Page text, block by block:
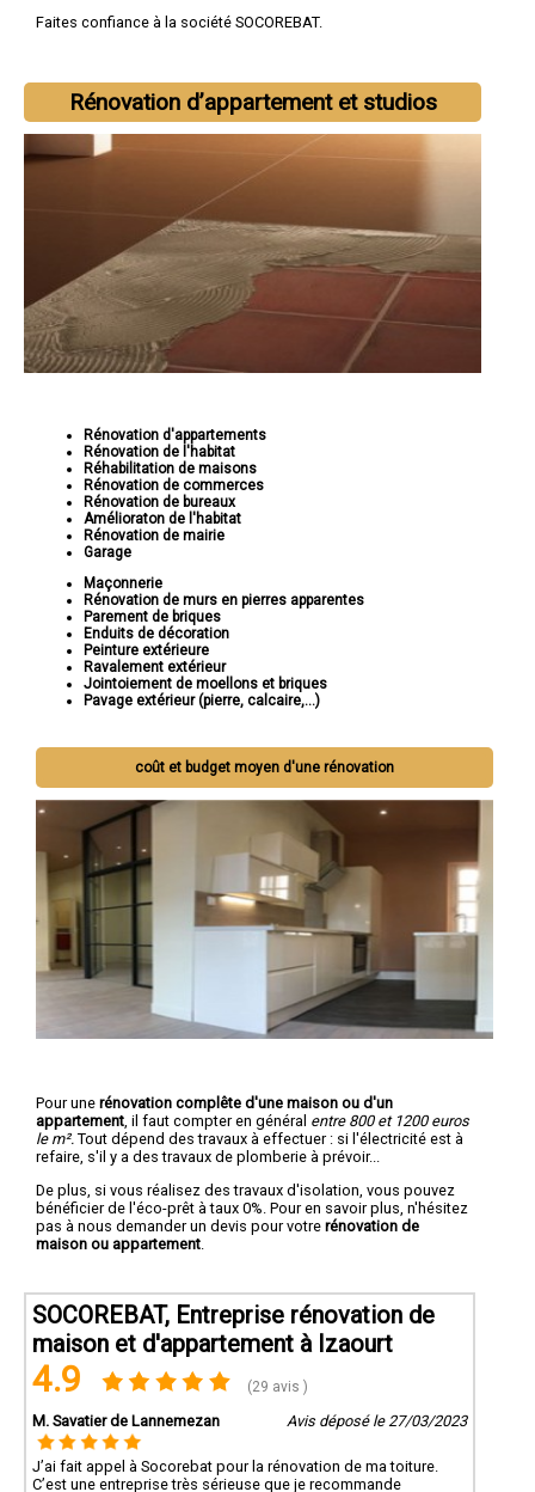
Faites confiance à la société SOCOREBAT.
Rénovation d’appartement et studios
Rénovation d'appartements
Rénovation de l'habitat
Réhabilitation de maisons
Rénovation de commerces
Rénovation de bureaux
Amélioraton de l'habitat
Rénovation de mairie
Garage
Maçonnerie
Rénovation de murs en pierres apparentes
Parement de briques
Enduits de décoration
Peinture extérieure
Ravalement extérieur
Jointoiement de moellons et briques
Pavage extérieur (pierre, calcaire,...)
coût et budget moyen d'une rénovation
Pour une rénovation complête d'une maison ou d'un
appartement , il faut compter en général entre 800 et 1200 euros
le m². Tout dépend des travaux à effectuer : si l'électricité est à
refaire, s'il y a des travaux de plomberie à prévoir...
De plus, si vous réalisez des travaux d'isolation, vous pouvez
bénéficier de l'éco-prêt à taux 0%. Pour en savoir plus, n'hésitez
pas à nous demander un devis pour votre rénovation de
maison ou appartement
SOCOREBAT, Entreprise rénovation de
maison et d'appartement à Izaourt
4.9 (29 avis )
M. Savatier de Lannemezan Avis déposé le 27/03/2023
J’ai fait appel à Socorebat pour la rénovation de ma toiture.
C’est une entreprise très sérieuse que je recommande